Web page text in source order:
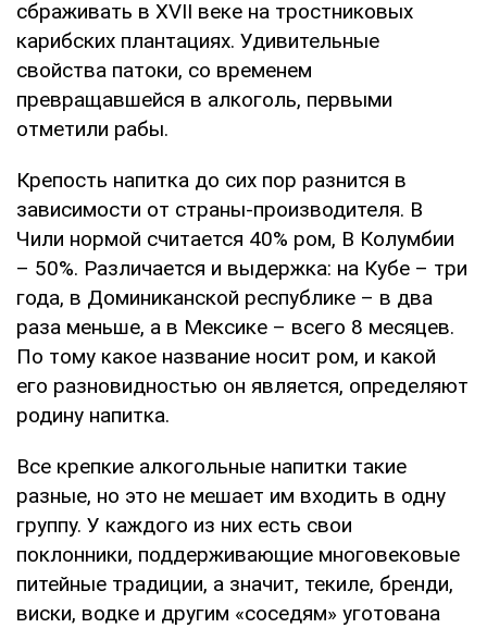
сбраживать в XVII веке на тростниковых
карибских плантациях. Удивительные
свойства патоки, со временем
превращавшейся в алкоголь, первыми
отметили рабы.
Крепость напитка до сих пор разнится в
зависимости от страны-производителя. В
Чили нормой считается 40% ром, В Колумбии
– 50%. Различается и выдержка: на Кубе – три
года, в Доминиканской республике – в два
раза меньше, а в Мексике – всего 8 месяцев.
По тому какое название носит ром, и какой
его разновидностью он является, определяют
родину напитка.
Все крепкие алкогольные напитки такие
разные, но это не мешает им входить в одну
группу. У каждого из них есть свои
поклонники, поддерживающие многовековые
питейные традиции, а значит, текиле, бренди,
виски, водке и другим «соседям» уготована